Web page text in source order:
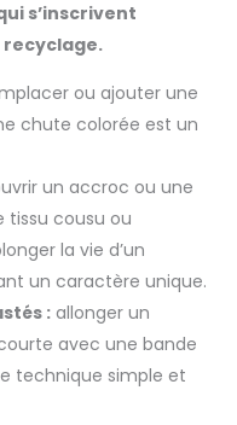
s’inscrivent
recyclage.
ou ajouter une
chute colorée est un
un accroc ou une
cousu ou
la vie d’un
un caractère unique.
: allonger un
avec une bande
technique simple et